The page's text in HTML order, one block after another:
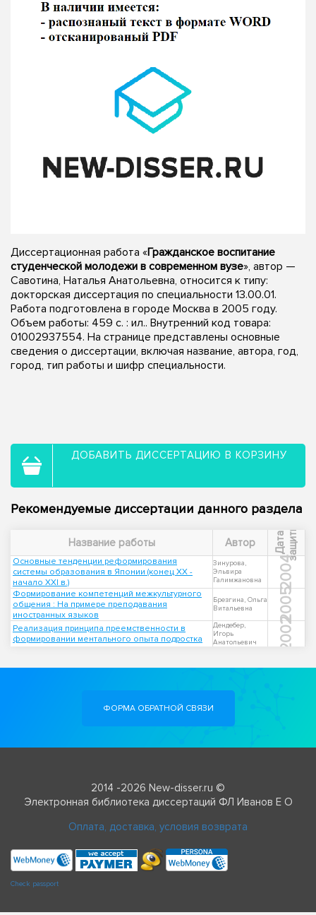
Диссертационная работа «Гражданское воспитание
студенческой молодежи в современном вузе», автор —
Савотина, Наталья Анатольевна, относится к типу:
докторская диссертация по специальности 13.00.01.
Работа подготовлена в городе Москва в 2005 году.
Объем работы: 459 с. : ил.. Внутренний код товара:
01002937554. На странице представлены основные
сведения о диссертации, включая название, автора, год,
город, тип работы и шифр специальности.
ДОБАВИТЬ ДИССЕРТАЦИЮ В КОРЗИНУ
Рекомендуемые диссертации данного раздела
Название работы Автор Д
а
т
а
з
а
щ
и
т ы
Основные тенденции реформирования
системы образования в Японии (конец XX -
начало XXI в.)
Зинурова,
Эльвира
Галимжановна
2004
Формирование компетенций межкультурного
общения : На примере преподавания
иностранных языков
Брезгина, Ольга
Витальевна
2005
Реализация принципа преемственности в
формировании ментального опыта подростка
Дендебер,
Игорь
Анатольевич
2002
ФОРМА ОБРАТНОЙ СВЯЗИ
2014 -2026 New-disser.ru ©
Электронная библиотека диссертаций ФЛ Иванов Е О
Оплата, доставка, условия возврата
Check passport